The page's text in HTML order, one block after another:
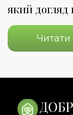
який догляд
Читати